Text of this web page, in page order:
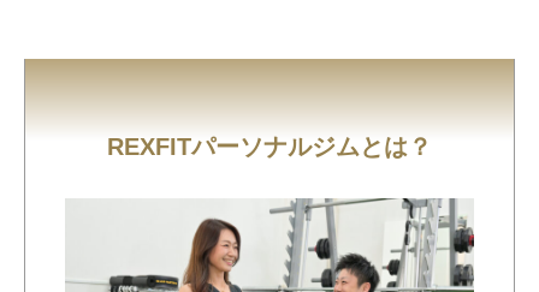
REXFITパーソナルジムとは？